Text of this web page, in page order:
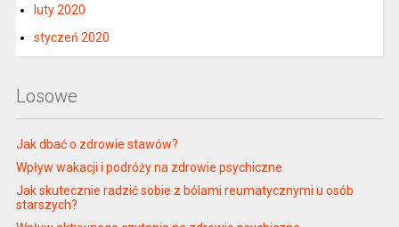
luty 2020
styczeń 2020
Losowe
Jak dbać o zdrowie stawów?
Wpływ wakacji i podróży na zdrowie psychiczne
Jak skutecznie radzić sobie z bólami reumatycznymi u osób
starszych?